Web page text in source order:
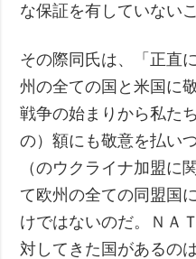
な保証を有していない
その際同氏は、「正直
州の全ての国と米国に
戦争の始まりから私た
の）額にも敬意を払い
（のウクライナ加盟に
て欧州の全ての同盟国
けではないのだ。ＮＡ
対してきた国があるの